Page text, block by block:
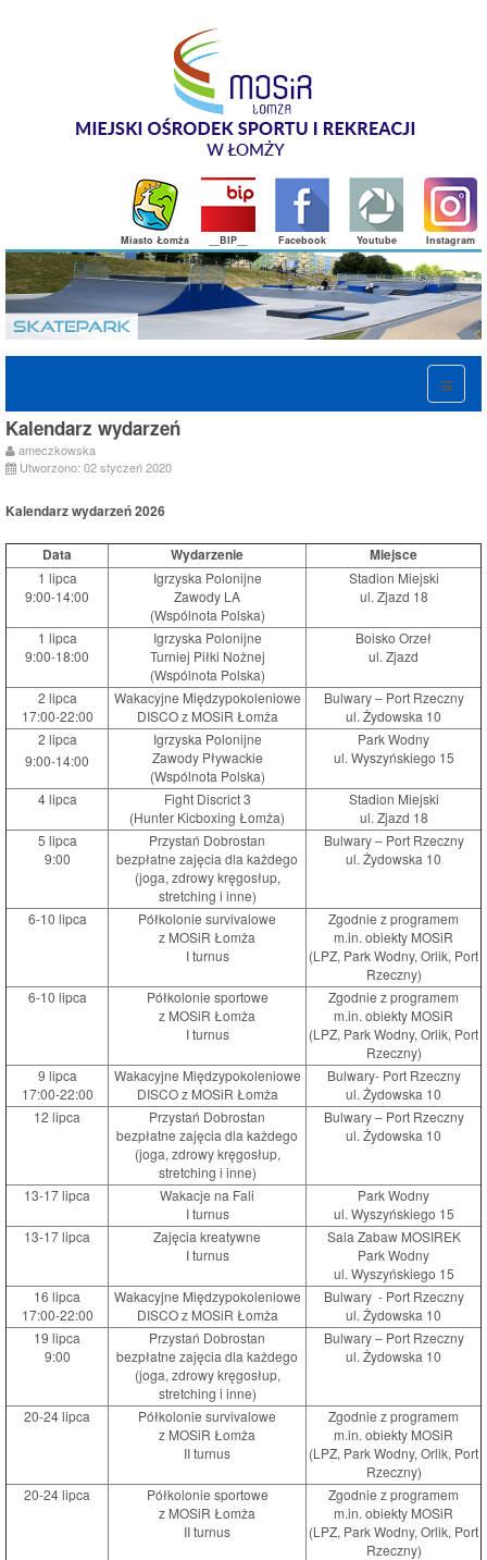
Instagram
Youtube
Facebook
__BIP__
Miasto Łomża
Kalendarz wydarzeń
ameczkowska
Utworzono: 02 styczeń 2020
Kalendarz wydarzeń 2026
Data Wydarzenie Miejsce
1 lipca
9:00-14:00
Igrzyska Polonijne
Zawody LA
(Wspólnota Polska)
Stadion Miejski
ul. Zjazd 18
1 lipca
9:00-18:00
Igrzyska Polonijne
Turniej Piłki Nożnej
(Wspólnota Polska)
Boisko Orzeł
ul. Zjazd
2 lipca
17:00-22:00
Wakacyjne Międzypokoleniowe
DISCO z MOSiR Łomża
Bulwary – Port Rzeczny
ul. Żydowska 10
2 lipca
9:00-14:00
Igrzyska Polonijne
Zawody Pływackie
(Wspólnota Polska)
Park Wodny
ul. Wyszyńskiego 15
4 lipca
Fight Discrict 3
(Hunter Kicboxing Łomża)
Stadion Miejski
ul. Zjazd 18
5 lipca
9:00
Przystań Dobrostan
bezpłatne zajęcia dla każdego
(joga, zdrowy kręgosłup,
stretching i inne)
Bulwary – Port Rzeczny
ul. Żydowska 10
6-10 lipca
Półkolonie survivalowe
z MOSiR Łomża
I turnus
Zgodnie z programem
m.in. obiekty MOSiR
(LPZ, Park Wodny, Orlik, Port
Rzeczny)
6-10 lipca
Półkolonie sportowe
z MOSiR Łomża
I turnus
Zgodnie z programem
m.in. obiekty MOSiR
(LPZ, Park Wodny, Orlik, Port
Rzeczny)
9 lipca
17:00-22:00
Wakacyjne Międzypokoleniowe
DISCO z MOSiR Łomża
Bulwary- Port Rzeczny
ul. Żydowska 10
12 lipca
Przystań Dobrostan
bezpłatne zajęcia dla każdego
(joga, zdrowy kręgosłup,
stretching i inne)
Bulwary – Port Rzeczny
ul. Żydowska 10
13-17 lipca
Wakacje na Fali
I turnus
Park Wodny
ul. Wyszyńskiego 15
13-17 lipca
Zajęcia kreatywne
I turnus
Sala Zabaw MOSIREK
Park Wodny
ul. Wyszyńskiego 15
16 lipca
17:00-22:00
Wakacyjne Międzypokoleniowe
DISCO z MOSiR Łomża
Bulwary - Port Rzeczny
ul. Żydowska 10
19 lipca
9:00
Przystań Dobrostan
bezpłatne zajęcia dla każdego
(joga, zdrowy kręgosłup,
stretching i inne)
Bulwary – Port Rzeczny
ul. Żydowska 10
20-24 lipca
Półkolonie survivalowe
z MOSiR Łomża
II turnus
Zgodnie z programem
m.in. obiekty MOSiR
(LPZ, Park Wodny, Orlik, Port
Rzeczny)
20-24 lipca
Półkolonie sportowe
z MOSiR Łomża
II turnus
Zgodnie z programem
m.in. obiekty MOSiR
(LPZ, Park Wodny, Orlik, Port
Rzeczny)